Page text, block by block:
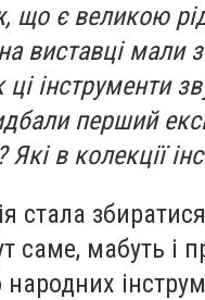
що є великою
виставці мали
ці інструменти
перший
Які в колекції
стала
саме, мабуть і